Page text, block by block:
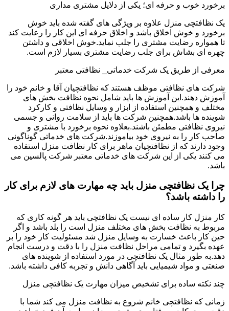
برخورد خوب و حرفه ای؛ یکی از دلایل مشتری مداری
یک نظافتچی منزل علاوه بر ویژگی های گفته شده باید خوش
برخورد و خوش اخلاق باشد و اخلاق حرفه ای این کار را رعایت کند
تا همواره رضایت مشتری را جلب نماید.خوش اخلاقی و داشتن
چهره ای بشاش برای جلب رضایت مشتری بسیار لازم است.
معرفی از طریق یک شرکت خدماتی_ نظافتی معتبر
شرکت های نظافتی موظف هستند که نظافتچیان آقا و خانم خود را
آموزش دهند.این آموزش ها باید شامل نحوه نظافت بخش های
مختلف و همچنین استفاده از ابزار و وسایل نظافتی و کارکرد
شوینده ها باشد.همچنین شرکت ها باید از سلامت روانی و جسمی
نیروی نظافتی مطمئن باشند.بعلاوه نحوه برخورد با مشتری و
صاحب کار را به نیروی خود بیاموزند.شرکت های خدماتی گوناگونی
وجود دارند که از نظافتچیان ماهر برای کار نظافت منزل استفاده
می کنند یکی از این شرکت های خدماتی معتبر شرکت پالسین می
باشد.
چرا یک نظافتچی منزل باید چه مهارت های لازم برای کار
را داشته باشد؟
کار منزل کار ساده ای نیست یک نظافتچی باید هر گونه کاری که
مربوط به نظافت بخش های مختلف منزل است را بلد باشد و اگر
حین کار باعث خسارت به وسایل منزل شد مسئولیت کار خود را بر
عهده بگیرد و تمامی مراحل نظافت منزل را با دقت و درست انجام
دهد.به طور مثال یک نظافتچی در مورد استفاده از شوینده های
صنعتی و مواد شیمیایی باید آگاهی دانش و تجربه کافی داشته باشد.
چند نکته ساده برای تشخیص میزان مهارت یک نظافتچی منزل
زمانی که نظافتچی خانم شروع به نظافت منزل می کند شما با